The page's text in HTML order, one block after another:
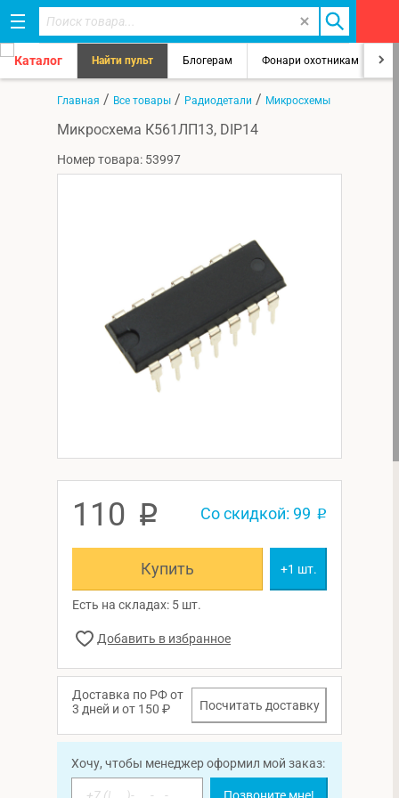
Каталог Найти пульт Блогерам Фонари охотникам
Главная / Все товары / Радиодетали / Микросхемы
Микросхема К561ЛП13, DIP14
Номер товара: 53997
110 p Со скидкой: 99 p
Купить +1 шт.
Есть на складах: 5 шт.
Доставка по РФ от
3 дней и от 150 ₽
Посчитать доставку
Хочу, чтобы менеджер оформил мой заказ:
Позвоните мне!